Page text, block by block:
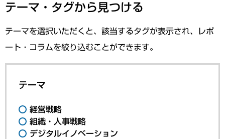
テーマ・タグから見つける
テーマを選択いただくと、該当するタグが表示され、レポ
ート・コラムを絞り込むことができます。
テーマ
経営戦略
組織・人事戦略
デジタルイノベーション